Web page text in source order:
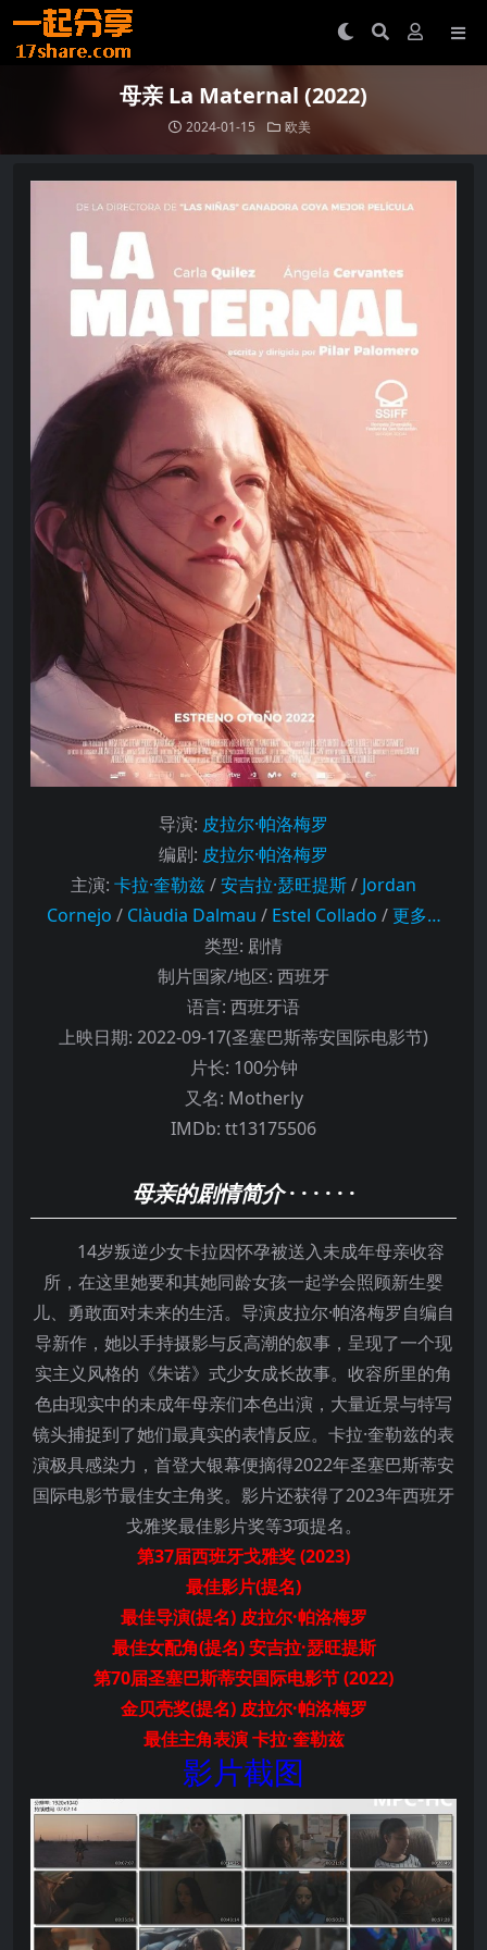
母亲 La Maternal (2022)
2024-01-15 欧美
导演: 皮拉尔·帕洛梅罗
编剧: 皮拉尔·帕洛梅罗
主演: 卡拉·奎勒兹/安吉拉·瑟旺提斯/ Jordan
Cornejo / Clàudia Dalmau / Estel Collado /更多…
类型: 剧情
制片国家/地区: 西班牙
语言: 西班牙语
上映日期: 2022-09-17(圣塞巴斯蒂安国际电影节)
片长: 100分钟
又名: Motherly
IMDb: tt13175506
母亲的剧情简介· · · · · ·
14岁叛逆少女卡拉因怀孕被送入未成年母亲收容
所，在这里她要和其她同龄女孩一起学会照顾新生婴
儿、勇敢面对未来的生活。导演皮拉尔·帕洛梅罗自编自
导新作，她以手持摄影与反高潮的叙事，呈现了一个现
实主义风格的《朱诺》式少女成长故事。收容所里的角
色由现实中的未成年母亲们本色出演，大量近景与特写
镜头捕捉到了她们最真实的表情反应。卡拉·奎勒兹的表
演极具感染力，首登大银幕便摘得2022年圣塞巴斯蒂安
国际电影节最佳女主角奖。影片还获得了2023年西班牙
戈雅奖最佳影片奖等3项提名。
第37届西班牙戈雅奖 (2023)
最佳影片(提名)
最佳导演(提名) 皮拉尔·帕洛梅罗
最佳女配角(提名) 安吉拉·瑟旺提斯
第70届圣塞巴斯蒂安国际电影节 (2022)
金贝壳奖(提名) 皮拉尔·帕洛梅罗
最佳主角表演 卡拉·奎勒兹
影片截图